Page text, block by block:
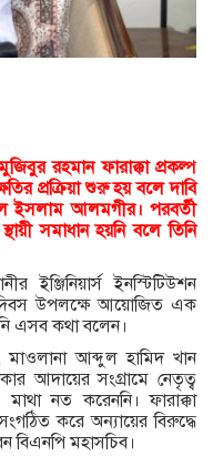
রহমান ফারাক্কা প্রকল্প
প্রক্রিয়া শুরু হয় বলে দাবি
ইসলাম আলমগীর। পরবর্তী
সমাধান হয়নি বলে তিনি
ইঞ্জিনিয়ার্স ইনস্টিটিউশন
দিবস উপলক্ষে আয়োজিত এক
এসব কথা বলেন।
আব্দুল হামিদ খান
আদায়ের সংগ্রামে নেতৃত্ব
নত করেননি। ফারাক্কা
করে অন্যায়ের বিরুদ্ধে
বিএনপি মহাসচিব।